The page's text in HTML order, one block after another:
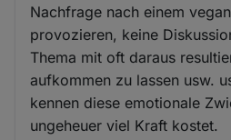
Nachfrage nach einem
provozieren, keine
Thema mit oft daraus
aufkommen zu lassen usw.
kennen diese emotionale
ungeheuer viel Kraft kostet.